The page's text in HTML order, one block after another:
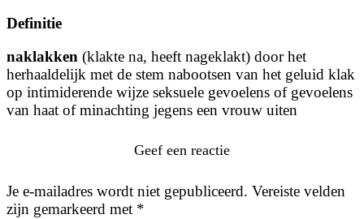
Definitie
naklakken (klakte na, heeft nageklakt) door het
herhaaldelijk met de stem nabootsen van het geluid klak
op in­ti­mi­de­ren­de wij­ze sek­su­e­le ge­voe­lens of ge­voe­lens
van haat of min­ach­ting je­gens een vrouw ui­ten
Geef een reactie
Je e-mailadres wordt niet gepubliceerd. Vereiste velden
zijn gemarkeerd met *